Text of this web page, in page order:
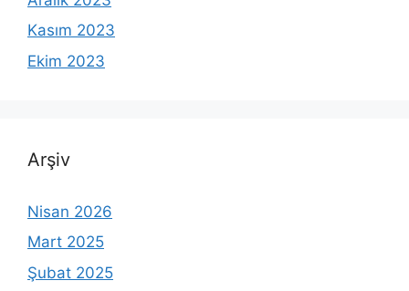
Kasım 2023
Ekim 2023
Arşiv
Nisan 2026
Mart 2025
Şubat 2025